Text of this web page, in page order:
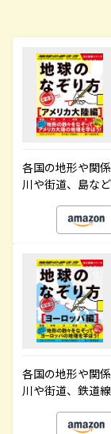
各国の地形や関
川や街道、島な
各国の地形や関
川や街道、鉄道